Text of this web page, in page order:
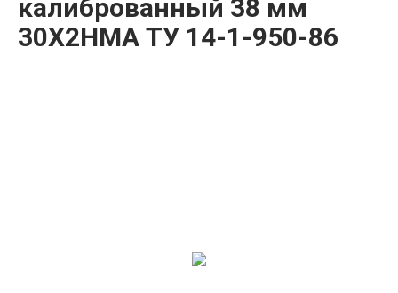
калиброванный 38 мм
30Х2НМА ТУ 14-1-950-86